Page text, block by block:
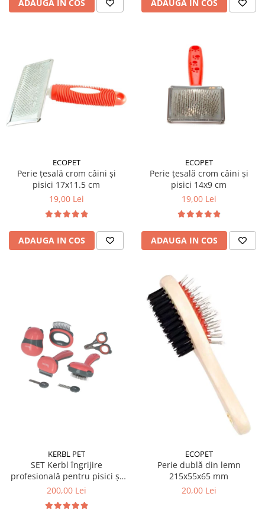
ADAUGA IN COS ADAUGA IN COS
ECOPET
Perie țesală crom câini și
pisici 17x11.5 cm
19,00 Lei
ADAUGA IN COS
ECOPET
Perie țesală crom câini și
pisici 14x9 cm
19,00 Lei
ADAUGA IN COS
KERBL PET
SET Kerbl îngrijire
profesională pentru pisici și
câini de talie mică 7 piese
200,00 Lei
ECOPET
Perie dublă din lemn
215x55x65 mm
20,00 Lei